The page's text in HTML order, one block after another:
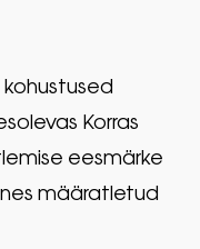
Korras
eesmärke
määratletud